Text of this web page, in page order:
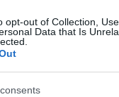
opt-out of Collection,
Data that Is